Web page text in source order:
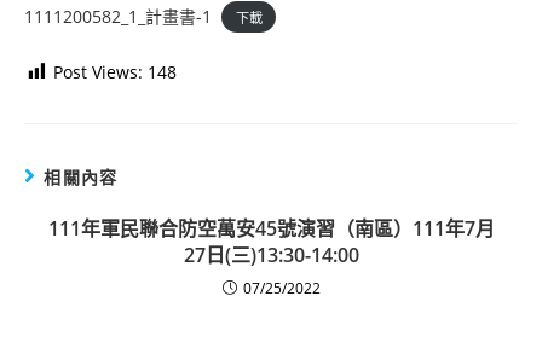
1111200582_1_計畫書-1 下載
Post Views: 148
相關內容
111年軍民聯合防空萬安45號演習（南區）111年7月
27日(三)13:30-14:00
07/25/2022